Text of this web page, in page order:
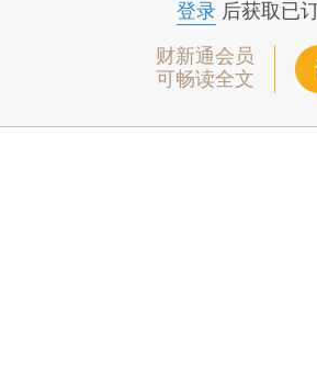
登录后获取已
财新通会员
可畅读全文